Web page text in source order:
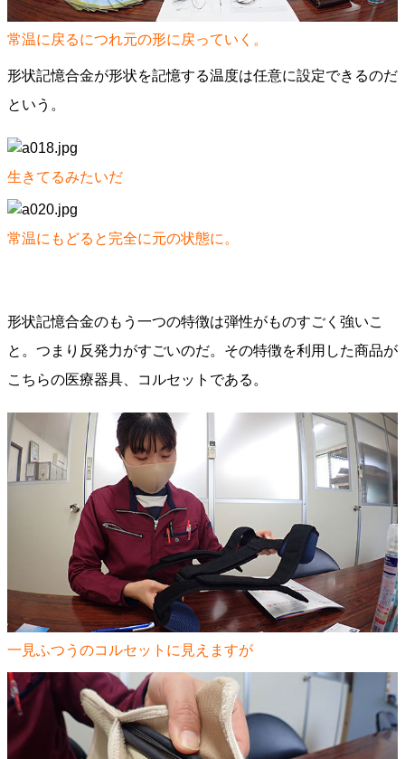
常温に戻るにつれ元の形に戻っていく。
形状記憶合金が形状を記憶する温度は任意に設定できるのだ
という。
生きてるみたいだ
常温にもどると完全に元の状態に。
形状記憶合金のもう一つの特徴は弾性がものすごく強いこ
と。つまり反発力がすごいのだ。その特徴を利用した商品が
こちらの医療器具、コルセットである。
一見ふつうのコルセットに見えますが